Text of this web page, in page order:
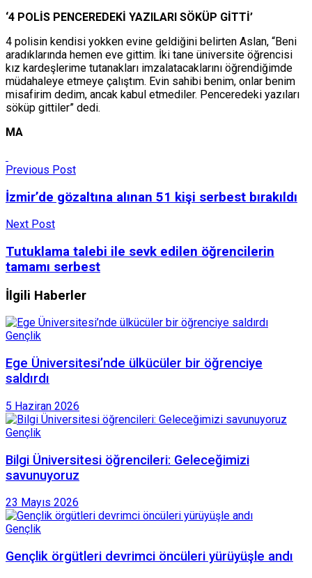
‘4 POLİS PENCEREDEKİ YAZILARI SÖKÜP GİTTİ’
4 polisin kendisi yokken evine geldiğini belirten Aslan, “Beni
aradıklarında hemen eve gittim. İki tane üniversite öğrencisi
kız kardeşlerime tutanakları imzalatacaklarını öğrendiğimde
müdahaleye etmeye çalıştım. Evin sahibi benim, onlar benim
misafirim dedim, ancak kabul etmediler. Penceredeki yazıları
söküp gittiler” dedi.
MA
Previous Post
İzmir’de gözaltına alınan 51 kişi serbest bırakıldı
Next Post
Tutuklama talebi ile sevk edilen öğrencilerin
tamamı serbest
İlgili Haberler
Gençlik
Ege Üniversitesi’nde ülkücüler bir öğrenciye
saldırdı
5 Haziran 2026
Gençlik
Bilgi Üniversitesi öğrencileri: Geleceğimizi
savunuyoruz
23 Mayıs 2026
Gençlik
Gençlik örgütleri devrimci öncüleri yürüyüşle andı